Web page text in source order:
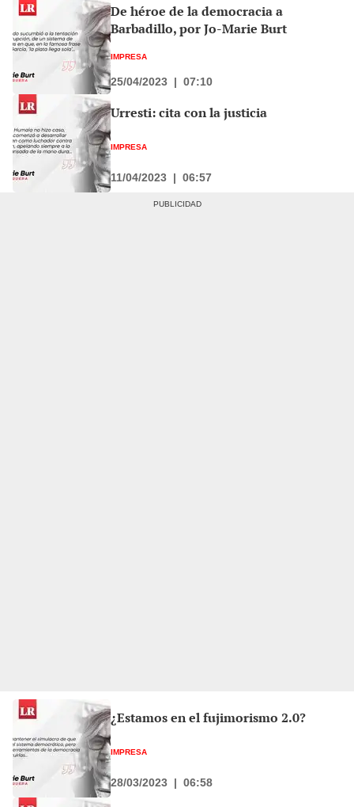
De héroe de la democracia a
Barbadillo, por Jo-Marie Burt
IMPRESA
25/04/2023 | 07:10
Urresti: cita con la justicia
IMPRESA
11/04/2023 | 06:57
¿Estamos en el fujimorismo 2.0?
IMPRESA
28/03/2023 | 06:58